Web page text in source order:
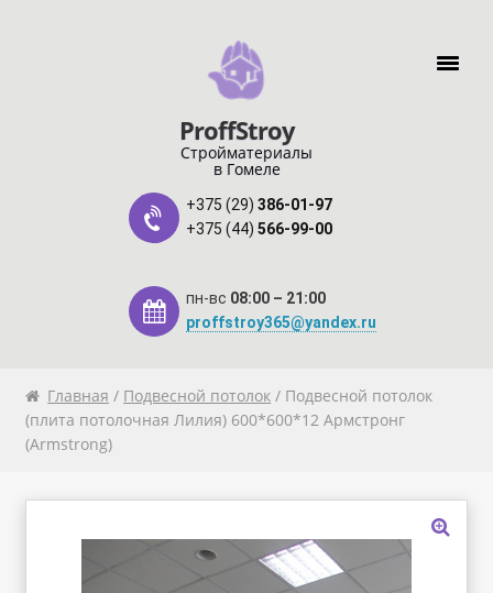
Перейти к содержимому
ProffStroy
Стройматериалы
в Гомеле
+375 (29) 386-01-97
+375 (44) 566-99-00
пн-вс 08:00 – 21:00
proffstroy365@yandex.ru
Главная
«SMART Карта»
«Карта МАГНИТ»
Главная / Подвесной потолок / Подвесной потолок
(плита потолочная Лилия) 600*600*12 Армстронг
(Armstrong)